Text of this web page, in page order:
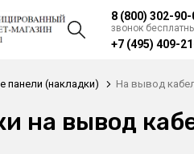
8 (800) 302-90-
звонок
+7 (495) 409-
панели (накладки) На вывод
на вывод